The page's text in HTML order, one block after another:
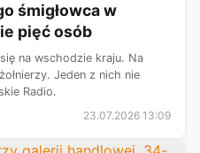
śmigłowca w
pięć osób
na wschodzie kraju. Na
Jeden z nich nie
Radio.
23.07.2026 13:09